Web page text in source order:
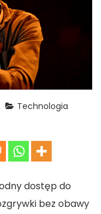
Technologia
dostęp do
bez obawy